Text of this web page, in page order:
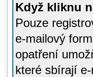
Když kliknu
Pouze
e-mailový
opatření
které sbírají